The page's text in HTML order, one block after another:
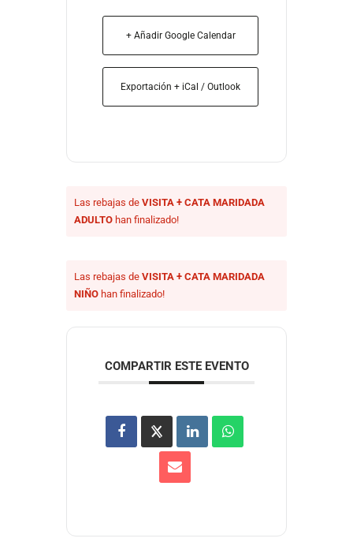
+ Añadir Google Calendar
Exportación + iCal / Outlook
Las rebajas de VISITA + CATA MARIDADA
ADULTO han finalizado!
Las rebajas de VISITA + CATA MARIDADA
NIÑO han finalizado!
COMPARTIR ESTE EVENTO